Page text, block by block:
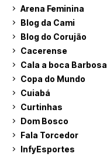
Arena Feminina
Blog da Cami
Blog do Corujão
Cacerense
Cala a boca Barbosa
Copa do Mundo
Cuiabá
Curtinhas
Dom Bosco
Fala Torcedor
InfyEsportes